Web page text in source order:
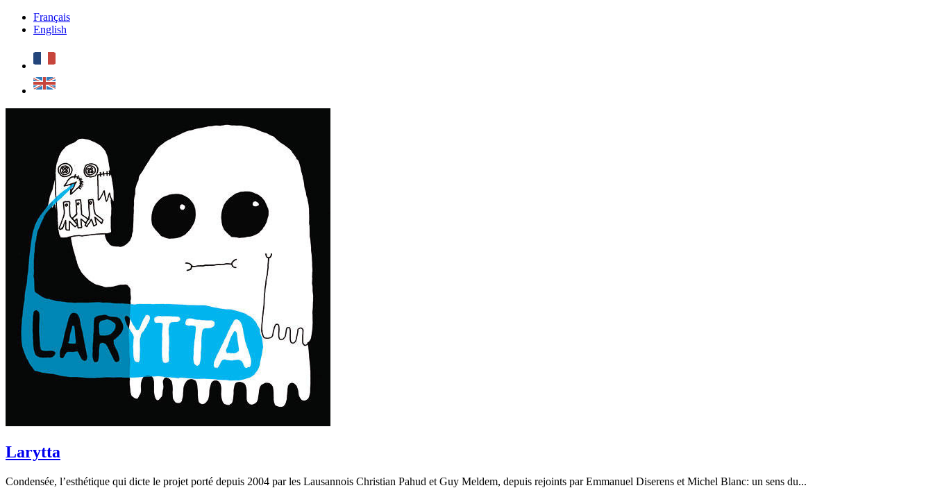
Français
English
Larytta
Condensée, l’esthétique qui dicte le projet porté depuis 2004 par les Lausannois Christian Pahud et Guy Meldem, depuis rejoints par Emmanuel Diserens et Michel Blanc: un sens du...